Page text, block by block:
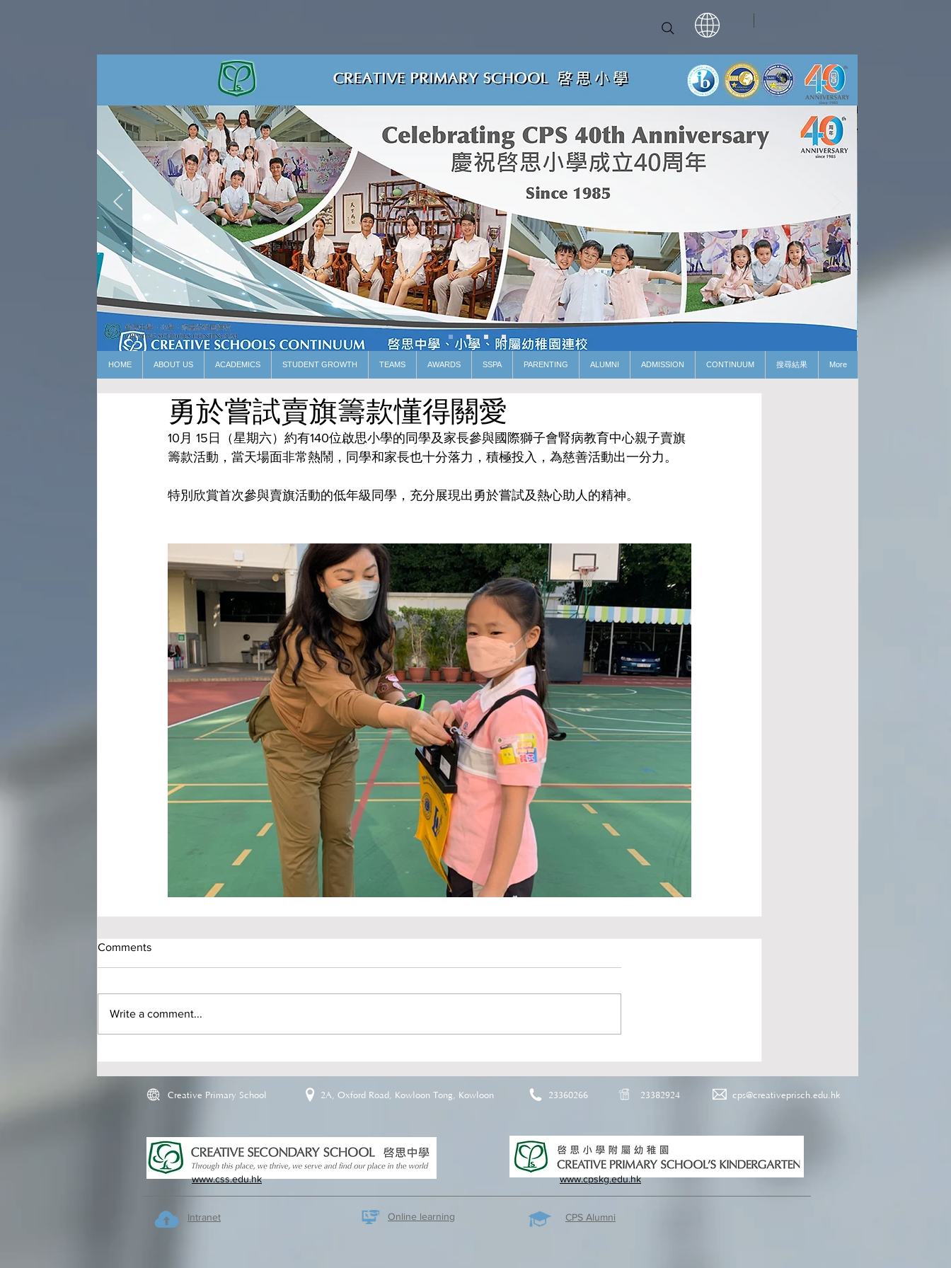
HOME ABOUT US ACADEMICS STUDENT GROWTH TEAMS AWARDS SSPA PARENTING ALUMNI ADMISSION CONTINUUM 搜尋結果 More
勇於嘗試賣旗籌款懂得關愛
10月 15日（星期六）約有140位啟思小學的同學及家長參與國際獅子會腎病教育中心親子賣旗
籌款活動，當天場面非常熱鬧，同學和家長也十分落力，積極投入，為慈善活動出一分力。
特別欣賞首次參與賣旗活動的低年級同學，充分展現出勇於嘗試及熱心助人的精神。
Comments
Write a comment...
Creative Primary School 2A, Oxford Road, Kowloon Tong, Kowloon 23360266 23382924 cps@creativeprisch.edu.hk
www.css.edu.hk www.cpskg.edu.hk
Intranet Online learning CPS Alumni